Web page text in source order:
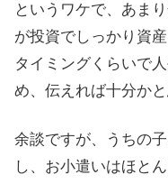
というワケで、あま
が投資でしっかり資
タイミングくらいで
め、伝えれば十分かと
余談ですが、うちの
し、お小遣いはほと